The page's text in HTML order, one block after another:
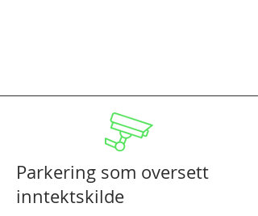
Parkering som oversett
inntektskilde